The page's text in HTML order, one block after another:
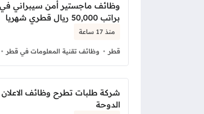
وظائف ماجستير أمن سيبراني
براتب 50,000 ريال قطري شهريا
منذ 17 ساعة
قطر وظائف تقنية المعلومات في قطر
شركة طلبات تطرح وظائف
الدوحة